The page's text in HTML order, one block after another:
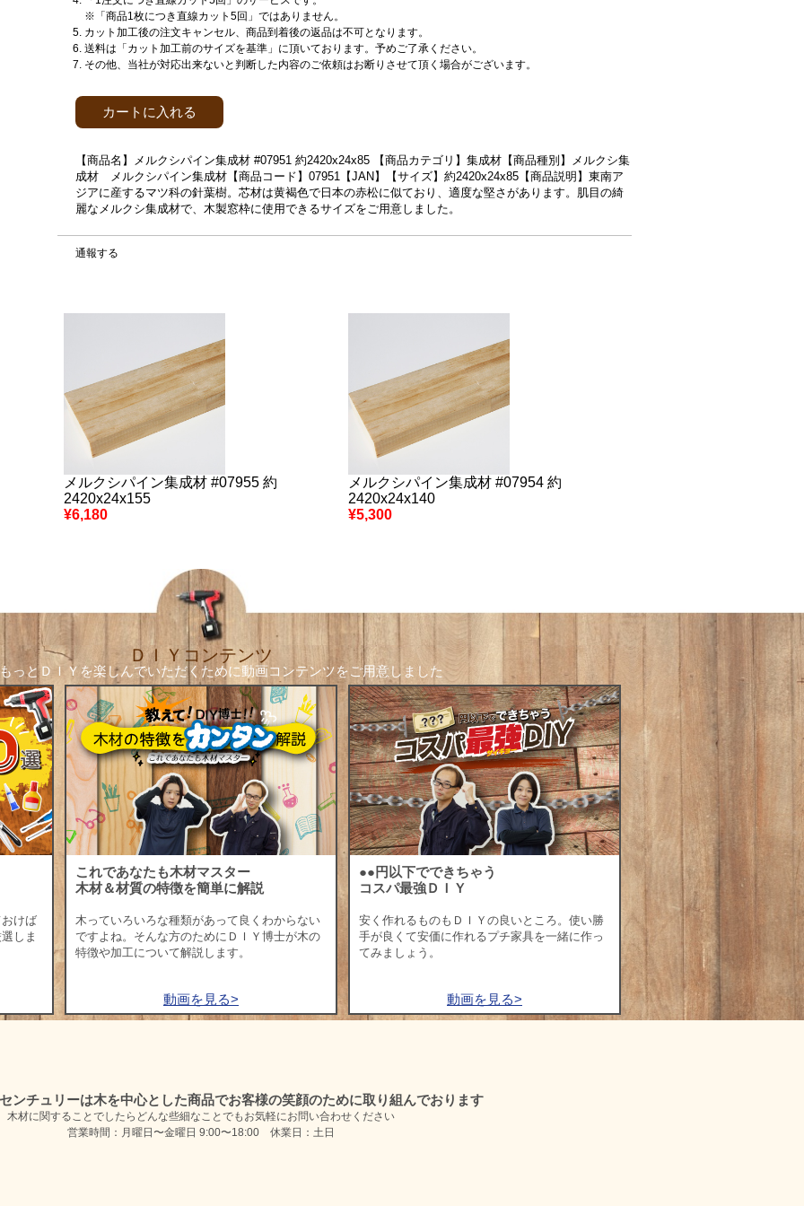
※「商品1枚につき直線カット5回」ではありません。
カット加工後の注文キャンセル、商品到着後の返品は不可となります。
送料は「カット加工前のサイズを基準」に頂いております。予めご了承ください。
その他、当社が対応出来ないと判断した内容のご依頼はお断りさせて頂く場合がございます。
カートに入れる
【商品名】メルクシパイン集成材 #07951 約2420x24x85 【商品カテゴリ】集成材【商品種別】メルクシ集
成材 メルクシパイン集成材【商品コード】07951【JAN】【サイズ】約2420x24x85【商品説明】東南ア
ジアに産するマツ科の針葉樹。芯材は黄褐色で日本の赤松に似ており、適度な堅さがあります。肌目の綺
麗なメルクシ集成材で、木製窓枠に使用できるサイズをご用意しました。
通報する
メルクシパイン集成材 #07955 約
2420x24x155
¥6,180
メルクシパイン集成材 #07954 約
2420x24x140
¥5,300
ＤＩＹコンテンツ
っとＤＩＹを楽しんでいただくために動画コンテンツをご用意しました
けば
しま
これであなたも木材マスター
木材＆材質の特徴を簡単に解説
木っていろいろな種類があって良くわからない
ですよね。そんな方のためにＤＩＹ博士が木の
特徴や加工について解説します。
動画を見る>
●●円以下でできちゃう
コスパ最強ＤＩＹ
安く作れるものもＤＩＹの良いところ。使い勝
手が良くて安価に作れるプチ家具を一緒に作っ
てみましょう。
動画を見る>
ンチュリーは木を中心とした商品でお客様の笑顔のために取り組んでおります
木材に関することでしたらどんな些細なことでも お気軽にお問い合わせください
営業時間：月曜日〜金曜日 9:00〜18:00 休業日：土日